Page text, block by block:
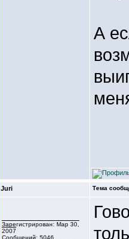
А
Juri Тема
Зарегистрирован: Мар 30,
2007
Сообщений: 5046